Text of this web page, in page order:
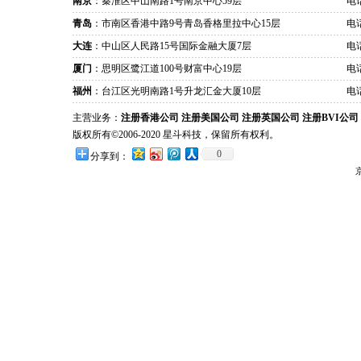
青岛 ：市南区香港中路9号青岛香格里拉中心15层
电
大连 ：中山区人民路15号国际金融大厦7层
电
厦门 ：思明区鹭江道100号财富中心19层
电
福州 ：台江区光明南路1号升龙汇金大厦10层 电
主营业务： 注册香港公司 注册美国公司 注册英国公司 注册BVI公司
版权所有©2006-2020 星斗科技，保留所有权利。
分享到：
0